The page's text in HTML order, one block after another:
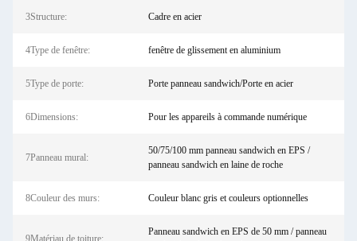
3Structure: Cadre en acier
4Type de fenêtre: fenêtre de glissement en aluminium
5Type de porte: Porte panneau sandwich/Porte en acier
6Dimensions: Pour les appareils à commande numérique
7Panneau mural:
50/75/100 mm panneau sandwich en EPS /
panneau sandwich en laine de roche
8Couleur des murs: Couleur blanc gris et couleurs optionnelles
9Matériau de toiture:
Panneau sandwich en EPS de 50 mm / panneau